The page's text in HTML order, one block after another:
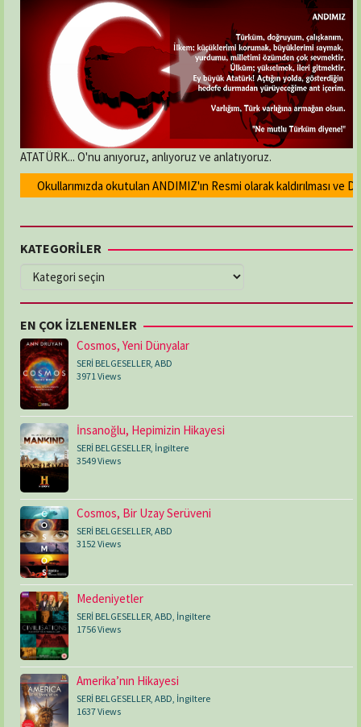
ATATÜRK... O'nu anıyoruz, anlıyoruz ve anlatıyoruz.
Okullarımızda okutulan ANDIMIZ'ın Resmi olarak kaldırılması ve
KATEGORİLER
KATEGORİLER
EN ÇOK İZLENENLER
Cosmos, Yeni Dünyalar
SERİ BELGESELLER, ABD
3971 Views
İnsanoğlu, Hepimizin Hikayesi
SERİ BELGESELLER, İngiltere
3549 Views
Cosmos, Bir Uzay Serüveni
SERİ BELGESELLER ABD
3152 Views
Medeniyetler
SERİ BELGESELLER ABD İngiltere
1756 Views
Amerika’nın Hikayesi
SERİ BELGESELLER ABD İngiltere
1637 Views